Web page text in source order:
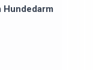
Hundedarm